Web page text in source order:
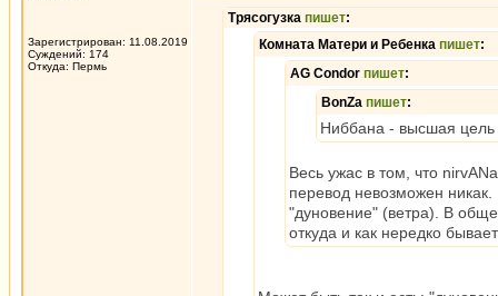
Зарегистрирован: 11.08.2019
Суждений: 174
Откуда: Пермь
Трясогузка пишет:
Комната Матери и Ребенка пишет:
AG Condor пишет:
BonZa пишет:
Ниббана - высшая цель
Весь ужас в том, что
перевод невозможен
"дуновение" (ветра). В
откуда и как нередко